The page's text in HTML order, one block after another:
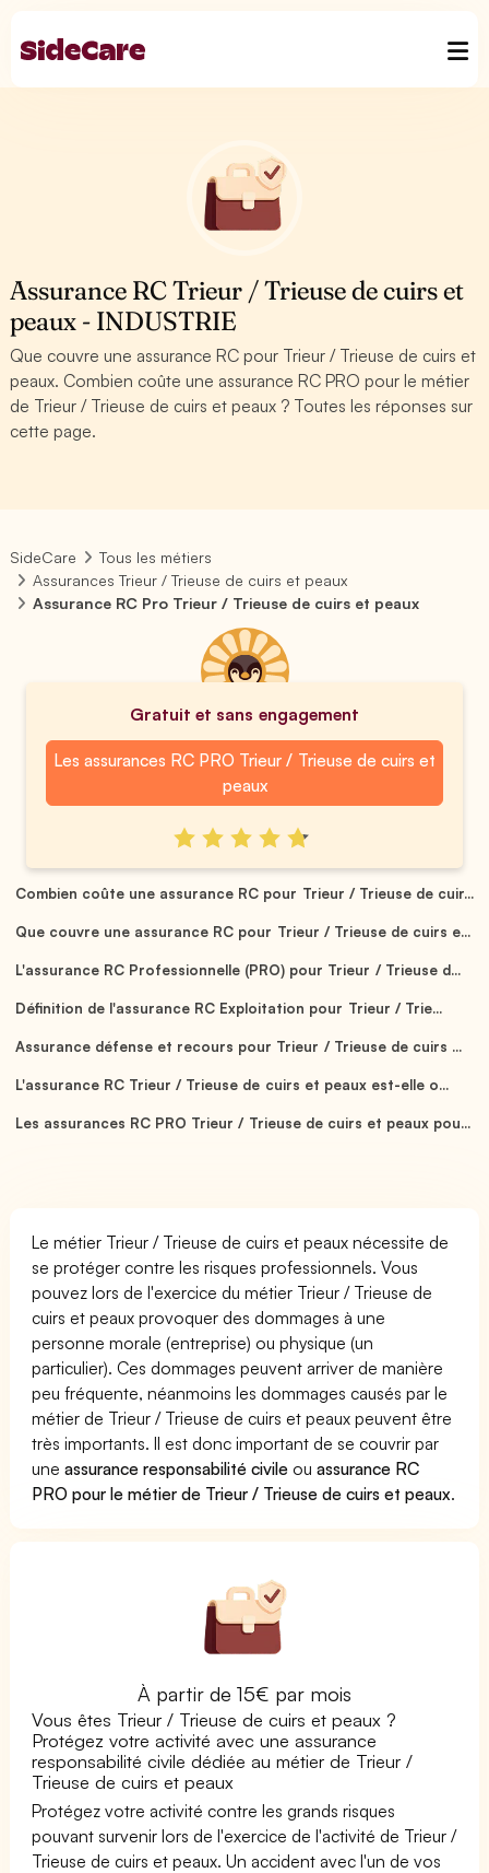
Assurance RC Trieur / Trieuse de cuirs et
peaux - INDUSTRIE
Que couvre une assurance RC pour Trieur / Trieuse de cuirs et
peaux. Combien coûte une assurance RC PRO pour le métier
de Trieur / Trieuse de cuirs et peaux ? Toutes les réponses sur
cette page.
SideCare
Tous les métiers
Assurances Trieur / Trieuse de cuirs et peaux
Assurance RC Pro Trieur / Trieuse de cuirs et peaux
Gratuit et sans engagement
Les assurances RC PRO Trieur / Trieuse de cuirs et
peaux
Combien coûte une assurance RC pour Trieur / Trieuse de cuir...
Que couvre une assurance RC pour Trieur / Trieuse de cuirs e...
L'assurance RC Professionnelle (PRO) pour Trieur / Trieuse d...
Définition de l'assurance RC Exploitation pour Trieur / Trie...
Assurance défense et recours pour Trieur / Trieuse de cuirs ...
L'assurance RC Trieur / Trieuse de cuirs et peaux est-elle o...
Les assurances RC PRO Trieur / Trieuse de cuirs et peaux pou...
Le métier Trieur / Trieuse de cuirs et peaux nécessite de
se protéger contre les risques professionnels. Vous
pouvez lors de l'exercice du métier Trieur / Trieuse de
cuirs et peaux provoquer des dommages à une
personne morale (entreprise) ou physique (un
particulier). Ces dommages peuvent arriver de manière
peu fréquente, néanmoins les dommages causés par le
métier de Trieur / Trieuse de cuirs et peaux peuvent être
très importants. Il est donc important de se couvrir par
uneassurance responsabilité civile ouassurance RC
PRO pour le métier de Trieur / Trieuse de cuirs et peaux.
À partir de 15€ par mois
Vous êtes Trieur / Trieuse de cuirs et peaux ?
Protégez votre activité avec une assurance
responsabilité civile dédiée au métier de Trieur /
Trieuse de cuirs et peaux
Protégez votre activité contre les grands risques
pouvant survenir lors de l'exercice de l'activité de Trieur /
Trieuse de cuirs et peaux. Un accident avec l'un de vos